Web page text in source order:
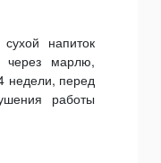
напиток
через марлю,
недели, перед
работы